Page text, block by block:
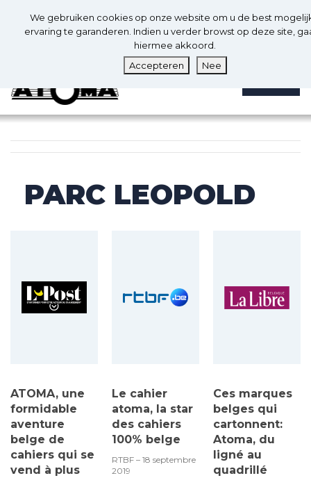
Nl
0 0
PARC LEOPOLD
ATOMA, une
formidable
aventure
belge de
cahiers qui se
vend à plus
Le cahier
atoma, la star
des cahiers
100% belge
RTBF – 18 septembre
2019
Ces marques
belges qui
cartonnent:
Atoma, du
ligné au
quadrillé
We gebruiken cookies op onze website om u de best
ervaring te garanderen. Indien u verder browst op deze site,
hiermee akkoord.
Accepteren
Nee